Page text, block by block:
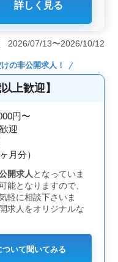
那覇市での税理士補
チャンスが豊富にあ
歓迎しています。コ
す。地域密着型企業
も携われます。 ＜
くの事務所で、車通
手当も全額支給され
してキャリアを築け
イフバランス充実
ます。夏季休業、年
能です。働きやすい
ます。平均年齢43歳
詳しく見る
2026/07/13〜2026/10/12
の非公開求人！
上歓迎】
円〜
迎
月分）
開求人となっていま
能となりますので、
軽に相談下さいま
求人をオリジナルな
いて聞いてみる